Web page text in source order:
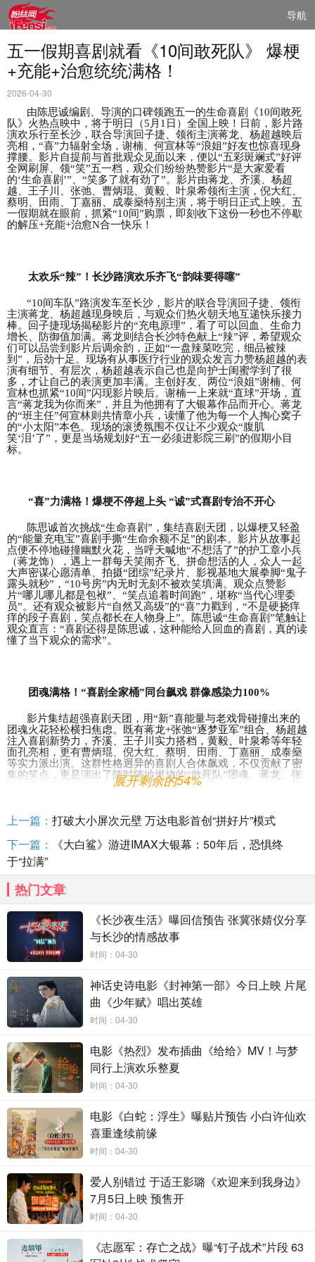
导航
五一假期喜剧就看《10间敢死队》 爆梗
+充能+治愈统统满格！
2026-04-30
由陈思诚编剧、导演的口碑领跑五一的生命喜剧《10间敢死
队》火热点映中，将于明日（5月1日）全国上映！日前，影片路
演欢乐行至长沙，联合导演回子捷、领衔主演蒋龙、杨超越映后
亮相，“喜”力辐射全场，谢楠、何宣林等“浪姐”好友也惊喜现身
撑腰。影片自提前与首批观众见面以来，便以“五彩斑斓式”好评
全网刷屏、领“笑”五一档，观众们纷纷热赞影片“是大家爱看
的‘生命喜剧’”、“笑多了就有劲了”。影片由蒋龙、齐溪、杨超
越、王子川、张弛、曹炳琨、黄毅、叶泉希领衔主演，倪大红、
蔡明、田雨、丁嘉丽、成泰燊特别主演，将于明日正式上映。五
一假期就在眼前，抓紧“10间”购票，即刻收下这份一秒也不停歇
的解压+充能+治愈N合一快乐！
太欢乐“辣”！长沙路演欢乐齐飞“韵味要得噻”
“10间车队”路演发车至长沙，影片的联合导演回子捷、领衔
主演蒋龙、杨超越现身映后，与观众们热火朝天地互递快乐接力
棒。回子捷现场揭秘影片的“充电原理”，看了可以回血、生命力
增长、防御值加满。蒋龙则结合长沙特色献上“辣”评，希望观众
们可以品尝到影片后调余韵，正如“一盘辣菜吃完 ， 细品被辣
到 ”，后劲十足。现场有从事医疗行业的观众发言力赞杨超越的表
演有细节、有层次，杨超越表示自己也是向护士闺蜜学到了很
多，才让自己的表演更加丰满。主创好友、两位“浪姐”谢楠、何
宣林也抓紧“10间”闪现影片映后。谢楠一上来就“直球”开场，直
言“蒋龙我为你而来”，并且为他拥有了大银幕作品而开心。蒋龙
的“班主任”何宣林则共情章小兵，读懂了他为每一个人掏心窝子
的“小太阳”本色。现场的滚烫氛围不仅让不少观众“腹肌
笑‘泪’了”，更是当场规划好“五一必须进影院三刷”的假期小目
标。
“喜”力满格！爆梗不停超上头 “诚”式喜剧专治不开心
陈思诚首次挑战“生命喜剧”，集结喜剧天团，以爆梗又轻盈
的“能量充电宝”喜剧手撕“生命余额不足”的剧本。影片从故事起
点便不停地碰撞幽默火花，当呼天喊地“不想活了”的护工章小兵
（蒋龙饰），遇上一群每天笑闹齐飞、拼命想活的人，众人一起
大声密谋心愿清单、拍摄“团综”纪录片、影视基地大展拳脚“鬼子
露头就秒”，“10号房”内无时无刻不被欢笑填满。观众点赞影
片“哪儿哪儿都是包袱”、“笑点追着时间跑”，堪称“当代心理委
员”。还有观众被影片“自然又高级”的“喜”力戳到，“不是硬挠痒
痒的段子喜剧，笑点都长在人物身上”。陈思诚“生命喜剧”笔触让
观众直言：“喜剧还得是陈思诚，这种能给人回血的喜剧，真的读
懂了当下观众的需求”。
团魂满格！ “喜剧全家桶”同台飙戏 群像感染力100%
影片集结超强喜剧天团，用“新”喜能量与老戏骨碰撞出来的
团魂火花轻松横扫焦虑。既有蒋龙+张弛“逐梦亚军”组合、杨超越
注入喜剧新势力，齐溪、王子川实力搭档，黄毅、叶泉希等年轻
面孔亮相，更有曹炳琨、倪大红、蔡明、田雨、丁嘉丽、成泰燊
等实力派出演。这群性格迥异的喜剧人合体飙戏，不仅贡献了密
集的笑点，更是演出了随时随地燃烧的“敢死队”团魂。蒋龙、张
弛戏里戏外无处不诠释“特别丝滑的默契”，谢谢（杨超越饰）既
称全片最大泪点。有观众感慨，影片是“近几年最难忘的群像喜
号房’像是一个浓缩版的人间。每个人都天差地别，可凑到一起就
是一幅很暖的画面”。这些性格迥异却同样鲜活的人，让“10号
房”成为一个“敢与命运博弈、相互照亮”的灵魂集合。
能量满格！向阳而生活力爆棚 看电影2小时=能量快充一整年
《 10间敢死队》自带超强能量buff，一群看似手握生命倒计
时的人，没有陷落低沉，反而自带一股“敢想、敢活、敢出发”的
伴、原地开启心愿旅行，拒绝内耗、挣脱束缚，“10”不我待，说
走就走，把“时间余额不足”的日子过得滚烫又热烈。观众们也被
这种“能量爆表”的精神头儿感染，“看完走出影院的那一刻觉得脚
下生风，原地满血复活”。有观众表示，影片给所有人来了一
场“快充循环”，给疲惫的灵魂充满能量。各大社交平台上更是“打
力”，“从希望开始，到希望结束，看完心里是亮的、是暖的、是
有劲的”。五一假期，是时候用《10间敢死队》给生活一键充电！
展开剩余的54%
上一篇： 打破大小屏次元壁 万达电影首创“拼好片”模式
下一篇：
《大白鲨》游进IMAX大银幕：50年后，恐惧终
于“拉满”
热门文章
《长沙夜生活》曝回信预告 张冀张婧仪分享
与长沙的情感故事
时间：04-30
神话史诗电影《封神第一部》今日上映 片尾
曲《少年赋》唱出英雄
时间：04-30
电影《热烈》发布插曲《给给》MV！与梦
同行上演欢乐整夏
时间：04-30
电影《白蛇：浮生》曝贴片预告 小白许仙欢
喜重逢续前缘
时间：04-30
爱人别错过 于适王影璐《欢迎来到我身边》
7月5日上映 预售开
时间：04-30
《志愿军：存亡之战》曝“钉子战术”片段 63